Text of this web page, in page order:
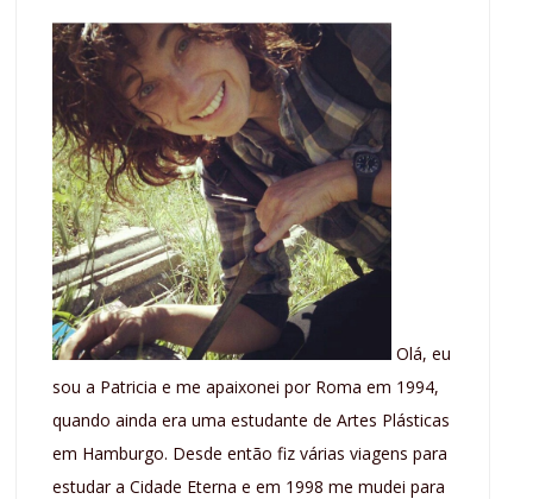
Olá, eu
sou a Patricia e me apaixonei por Roma em 1994,
quando ainda era uma estudante de Artes Plásticas
em Hamburgo. Desde então fiz várias viagens para
estudar a Cidade Eterna e em 1998 me mudei para